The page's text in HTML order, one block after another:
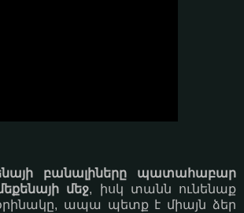
բանալիները պատահաբար
մեջ, իսկ տանն ունենաք
ապա պետք է միայն ձեր